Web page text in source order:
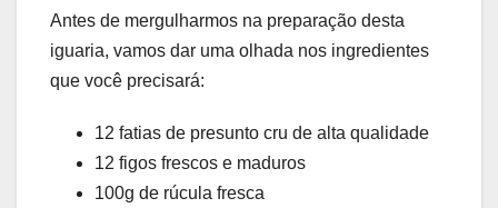
Antes de mergulharmos na preparação desta
iguaria, vamos dar uma olhada nos ingredientes
que você precisará:
12 fatias de presunto cru de alta qualidade
12 figos frescos e maduros
100g de rúcula fresca